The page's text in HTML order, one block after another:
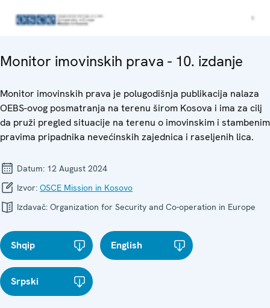
Monitor imovinskih prava - 10. izdanje
Monitor imovinskih prava je polugodišnja publikacija nalaza
OEBS-ovog posmatranja na terenu širom Kosova i ima za cilj
da pruži pregled situacije na terenu o imovinskim i stambenim
pravima pripadnika nevećinskih zajednica i raseljenih lica.
Datum: 12 August 2024
Izvor: OSCE Mission in Kosovo
Izdavač: Organization for Security and Co-operation in Europe
Shqip English
Srpski